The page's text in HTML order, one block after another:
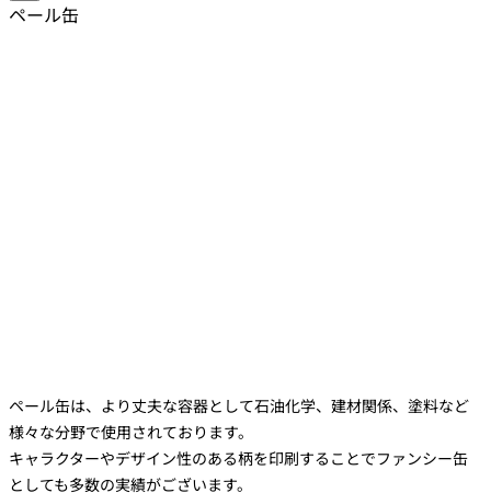
ペール缶
ペール缶は、より丈夫な容器として石油化学、建材関係、塗料など
様々な分野で使用されております。
キャラクターやデザイン性のある柄を印刷することでファンシー缶
としても多数の実績がございます。